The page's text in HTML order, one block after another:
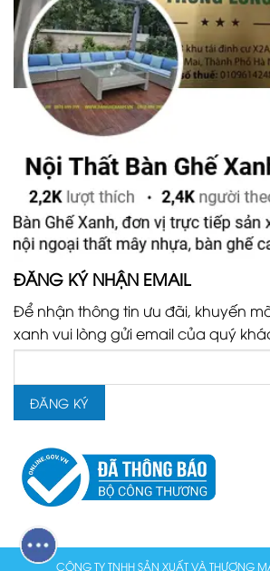
ĐĂNG KÝ NHẬN EMAIL
Để nhận thông tin ưu đãi, khuyến
xanh vui lòng gửi email của quý
CÔNG TY TNHH SẢN XUẤT VÀ THƯƠNG